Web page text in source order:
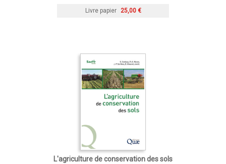
Livre papier 25,00 €
L'agriculture de conservation des sols